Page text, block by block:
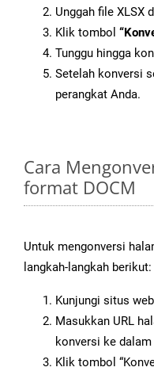
Unggah file XLSX
Klik tombol
Tunggu hingga
Setelah konversi
perangkat Anda.
Cara
format DOCM
Untuk mengonversi
langkah-langkah berikut:
Kunjungi situs web
Masukkan URL
konversi ke
Klik tombol